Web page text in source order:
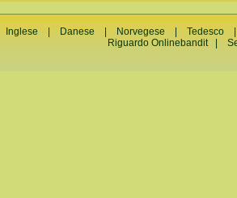
Inglese Danese Norvegese |Tedesco
Riguardo Onlinebandit|